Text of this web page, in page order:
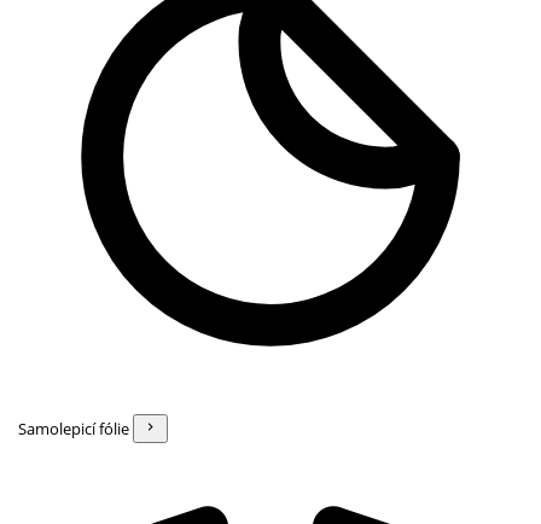
Samolepicí fólie